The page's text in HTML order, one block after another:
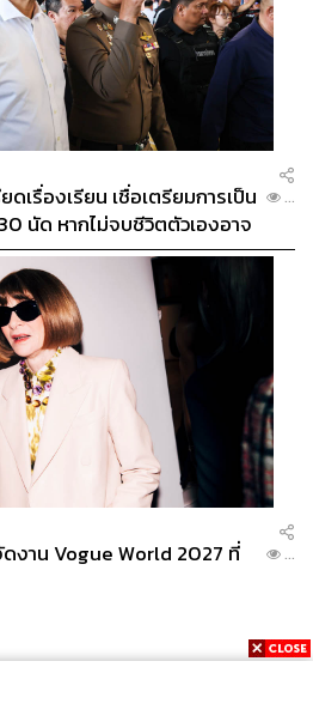
ถในการเข้าใจตัวเอง ไม่ต้องให้
แล้วถึงจะมีความสุข ขณะที่บาง
ว่าชอบอะไร อยากทำอะไร จน
ก็ยังหาไม่เจอ เพราะมนุษย์เรา
ทักษะที่ต่างกัน การต้องการ
างกันไป โค้ชประเภทต่างๆ จึง
โจทย์ความต้องการเหล่านั้น เช่น
สริมกลยุทธ์ และโค้ชเสริมทักษะ
โค้ชเป็นหนึ่งในตลาดที่ความ
ผลิตมีปริมาณมากพอๆ กัน”
มีทฤษฎีสามเหลี่ยมลำดับขั้น
งมาสโลว์ (Maslow’s Hierarchy)
Maslow) นักจิตวิทยาชื่อดังผู้
ครธรินมองว่าไลฟ์โค้ชเองก็เป็น
จิตวิทยาดังกล่าวได้ครบถ้วนทุก
หลี่ยม Physiological Needs และ
งของอาหารและความปลอดภัย
) ลำดับถัดมา Love/Belonging
ด้เป็นส่วนหนึ่งของสังคม และการ
ามเชื่อถือและการยอมรับจากคน
มเหลี่ยม Self-Actualization คือ
ดเรื่องเรียน เชื่อเตรียมการเป็น
นัด หากไม่จบชีวิตตัวเองอาจ
...
งาน Vogue World 2027 ที่
...